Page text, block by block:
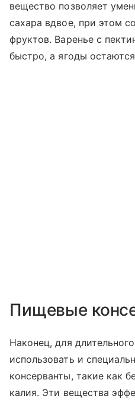
вещество позволяет
сахара вдвое, при этом
фруктов. Варенье с
быстро, а ягоды
Пищевые
Наконец, для
использовать и
консерванты, такие как
калия. Эти вещества